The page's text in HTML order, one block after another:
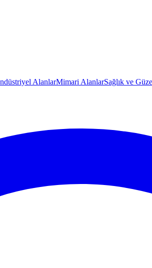
AlanlarMimari AlanlarSağlık ve